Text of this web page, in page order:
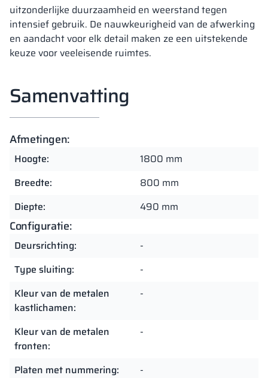
uitzonderlijke duurzaamheid en weerstand tegen
intensief gebruik. De nauwkeurigheid van de afwerking
en aandacht voor elk detail maken ze een uitstekende
keuze voor veeleisende ruimtes.
Samenvatting
Afmetingen:
Hoogte:
1800 mm
Breedte:
800 mm
Diepte:
490 mm
Configuratie:
Deursrichting:
-
Type sluiting:
-
Kleur van de metalen
kastlichamen:
-
Kleur van de metalen
fronten:
-
Platen met nummering:
-